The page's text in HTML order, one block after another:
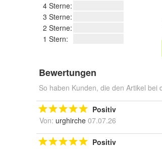
4 Sterne:
3 Sterne:
2 Sterne:
1 Stern:
Bewertungen
So haben Kunden, die den Artikel
Positiv
Von: urghirche 07.07.26
Positiv